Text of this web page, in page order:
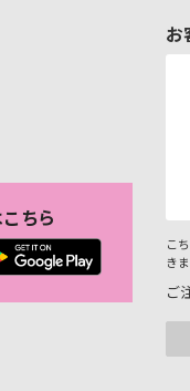
ちら
お
こ
き
ご